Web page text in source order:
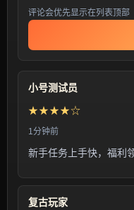
评论会优先显示在列表顶部
小号测试员
★★★★☆
1分钟前
新手任务上手快，福利
复古玩家